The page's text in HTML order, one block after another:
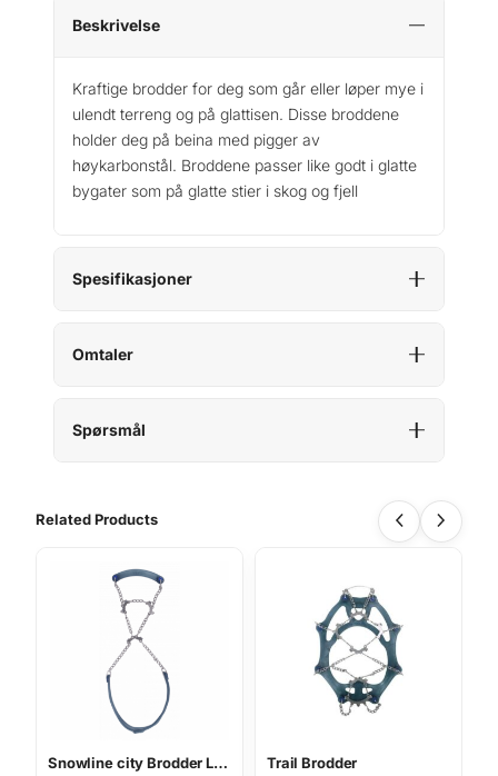
Beskrivelse
Kraftige brodder for deg som går eller løper mye i
ulendt terreng og på glattisen. Disse broddene
holder deg på beina med pigger av
høykarbonstål. Broddene passer like godt i glatte
bygater som på glatte stier i skog og fjell
Spesifikasjoner
Omtaler
Spørsmål
Related Products
Snowline city Brodder L(40-44) Trail Brodder